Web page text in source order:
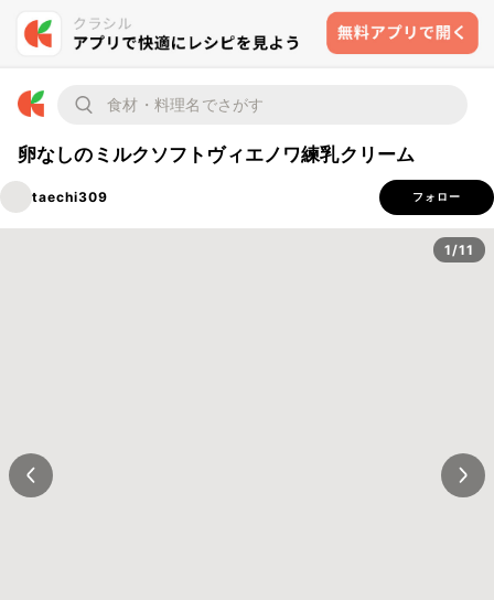
卵なしのミルクソフトヴィエノワ練乳クリーム
taechi309 フォロー
1/11